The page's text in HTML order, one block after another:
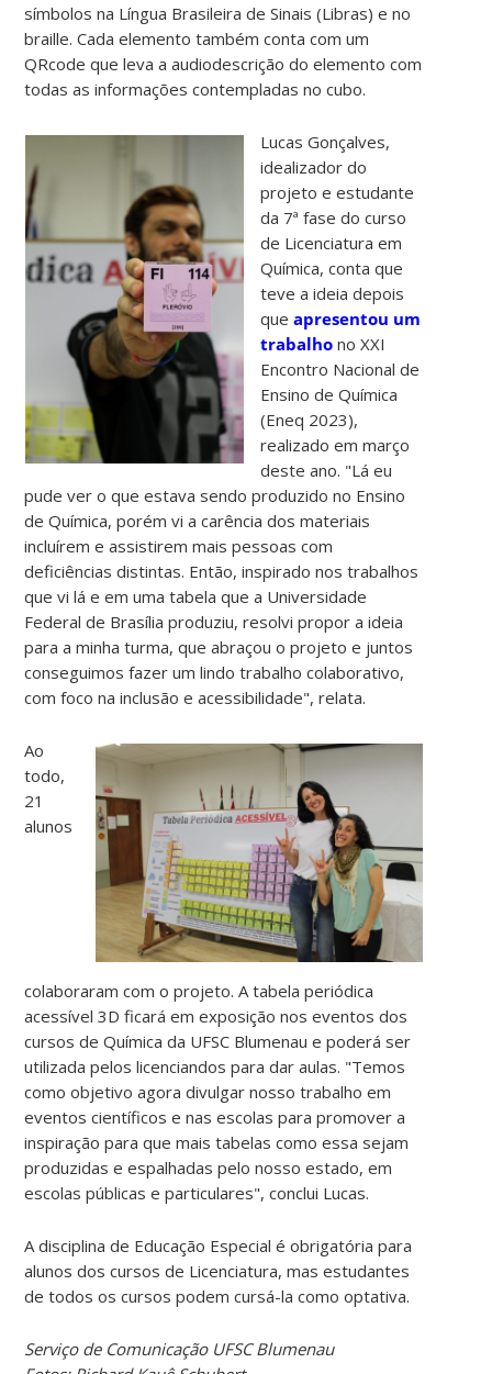
símbolos na Língua Brasileira de Sinais (Libras) e no
braille. Cada elemento também conta com um
QRcode que leva a audiodescrição do elemento com
todas as informações contempladas no cubo.
Lucas Gonçalves,
idealizador do
projeto e estudante
da 7ª fase do curso
de Licenciatura em
Química, conta que
teve a ideia depois
queapresentou um
trabalho no XXI
Encontro Nacional de
Ensino de Química
(Eneq 2023),
realizado em março
deste ano. "Lá eu
pude ver o que estava sendo produzido no Ensino
de Química, porém vi a carência dos materiais
incluírem e assistirem mais pessoas com
deficiências distintas. Então, inspirado nos trabalhos
que vi lá e em uma tabela que a Universidade
Federal de Brasília produziu, resolvi propor a ideia
para a minha turma, que abraçou o projeto e juntos
conseguimos fazer um lindo trabalho colaborativo,
com foco na inclusão e acessibilidade", relata.
Ao
todo,
21
alunos
colaboraram com o projeto. A tabela periódica
acessível 3D ficará em exposição nos eventos dos
cursos de Química da UFSC Blumenau e poderá ser
utilizada pelos licenciandos para dar aulas. "Temos
como objetivo agora divulgar nosso trabalho em
eventos científicos e nas escolas para promover a
inspiração para que mais tabelas como essa sejam
produzidas e espalhadas pelo nosso estado, em
escolas públicas e particulares", conclui Lucas.
A disciplina de Educação Especial é obrigatória para
alunos dos cursos de Licenciatura, mas estudantes
de todos os cursos podem cursá-la como optativa.
Serviço de Comunicação UFSC Blumenau